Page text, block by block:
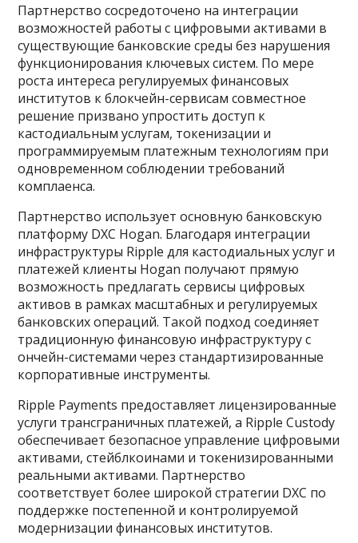
Партнерство сосредоточено на интеграции
возможностей работы с цифровыми активами в
существующие банковские среды без нарушения
функционирования ключевых систем. По мере
роста интереса регулируемых финансовых
институтов к блокчейн-сервисам совместное
решение призвано упростить доступ к
кастодиальным услугам, токенизации и
программируемым платежным технологиям при
одновременном соблюдении требований
комплаенса.
Партнерство использует основную банковскую
платформу DXC Hogan. Благодаря интеграции
инфраструктуры Ripple для кастодиальных услуг и
платежей клиенты Hogan получают прямую
возможность предлагать сервисы цифровых
активов в рамках масштабных и регулируемых
банковских операций. Такой подход соединяет
традиционную финансовую инфраструктуру с
ончейн-системами через стандартизированные
корпоративные инструменты.
Ripple Payments предоставляет лицензированные
услуги трансграничных платежей, а Ripple Custody
обеспечивает безопасное управление цифровыми
активами, стейблкоинами и токенизированными
реальными активами. Партнерство
соответствует более широкой стратегии DXC по
поддержке постепенной и контролируемой
модернизации финансовых институтов.